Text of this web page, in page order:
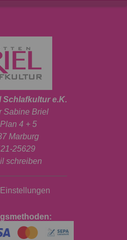
Schlafkultur e.K.
Sabine Briel
4 + 5
Marburg
25629
schreiben